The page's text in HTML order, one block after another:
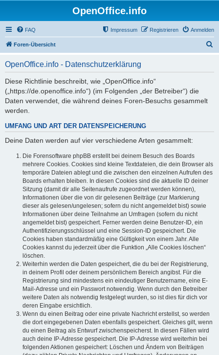
OpenOffice.info
FAQ Anmelden
Registrieren
Impressum
Foren-Übersicht
OpenOffice.info - Datenschutzerklärung
Diese Richtlinie beschreibt, wie „OpenOffice.info“
(„https://de.openoffice.info“) (im Folgenden „der Betreiber“) die
Daten verwendet, die während deines Foren-Besuchs gesammelt
werden.
UMFANG UND ART DER DATENSPEICHERUNG
Deine Daten werden auf vier verschiedene Arten gesammelt:
Die Forensoftware phpBB erstellt bei deinem Besuch des Boards
mehrere Cookies. Cookies sind kleine Textdateien, die dein Browser als
temporäre Dateien ablegt und die zwischen den einzelnen Aufrufen des
Boards erhalten bleiben. In diesen Cookies sind die aktuelle ID deiner
Sitzung (damit dir alle Seitenaufrufe zugeordnet werden können),
Informationen über die von dir gelesenen Beiträge (zur Markierung
dieser als gelesen/ungelesen; sofern du nicht angemeldet bist) sowie
Informationen über deine Teilnahme an Umfragen (sofern du nicht
angemeldet bist) gespeichert. Ferner werden deine Benutzer-ID, ein
Authentifizierungsschlüssel und eine Session-ID gespeichert. Die
Cookies haben standardmäßig eine Gültigkeit von einem Jahr. Alle
Cookies kannst du jederzeit über die Funktion „Alle Cookies löschen“
löschen.
Weiterhin werden die Daten gespeichert, die du bei der Registrierung,
in deinem Profil oder deinem persönlichem Bereich angibst. Für die
Registrierung sind mindestens ein eindeutiger Benutzername, eine E-
Mail-Adresse und ein Passwort notwendig. Wenn durch den Betreiber
weitere Daten als notwendig festgelegt wurden, so ist dies für dich vor
deren Eingabe ersichtlich.
Wenn du einen Beitrag oder eine private Nachricht erstellst, so werden
die dort eingegebenen Daten ebenfalls gespeichert. Gleiches gilt, wenn
du einen Beitrag als Entwurf zwischenspeicherst. In diesen Fällen wird
auch deine IP-Adresse gespeichert. Die IP-Adresse wird weiterhin bei
folgenden Aktionen gespeichert: Löschen und Ändern von Beiträgen